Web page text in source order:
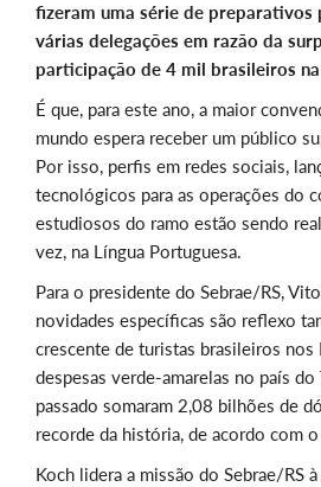
fizeram uma série de preparativos
várias delegações em razão da
participação de 4 mil brasileiros
É que, para este ano, a maior
mundo espera receber um público
Por isso, perfis em redes sociais,
tecnológicos para as operações do
estudiosos do ramo estão sendo
vez, na Língua Portuguesa.
Para o presidente do Sebrae/RS,
novidades específicas são reflexo
crescente de turistas brasileiros nos
despesas verde-amarelas no país
passado somaram 2,08 bilhões de
recorde da história, de acordo com
Koch lidera a missão do Sebrae/RS